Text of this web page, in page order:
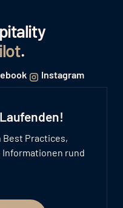
.
Instagram
Practices,
rund